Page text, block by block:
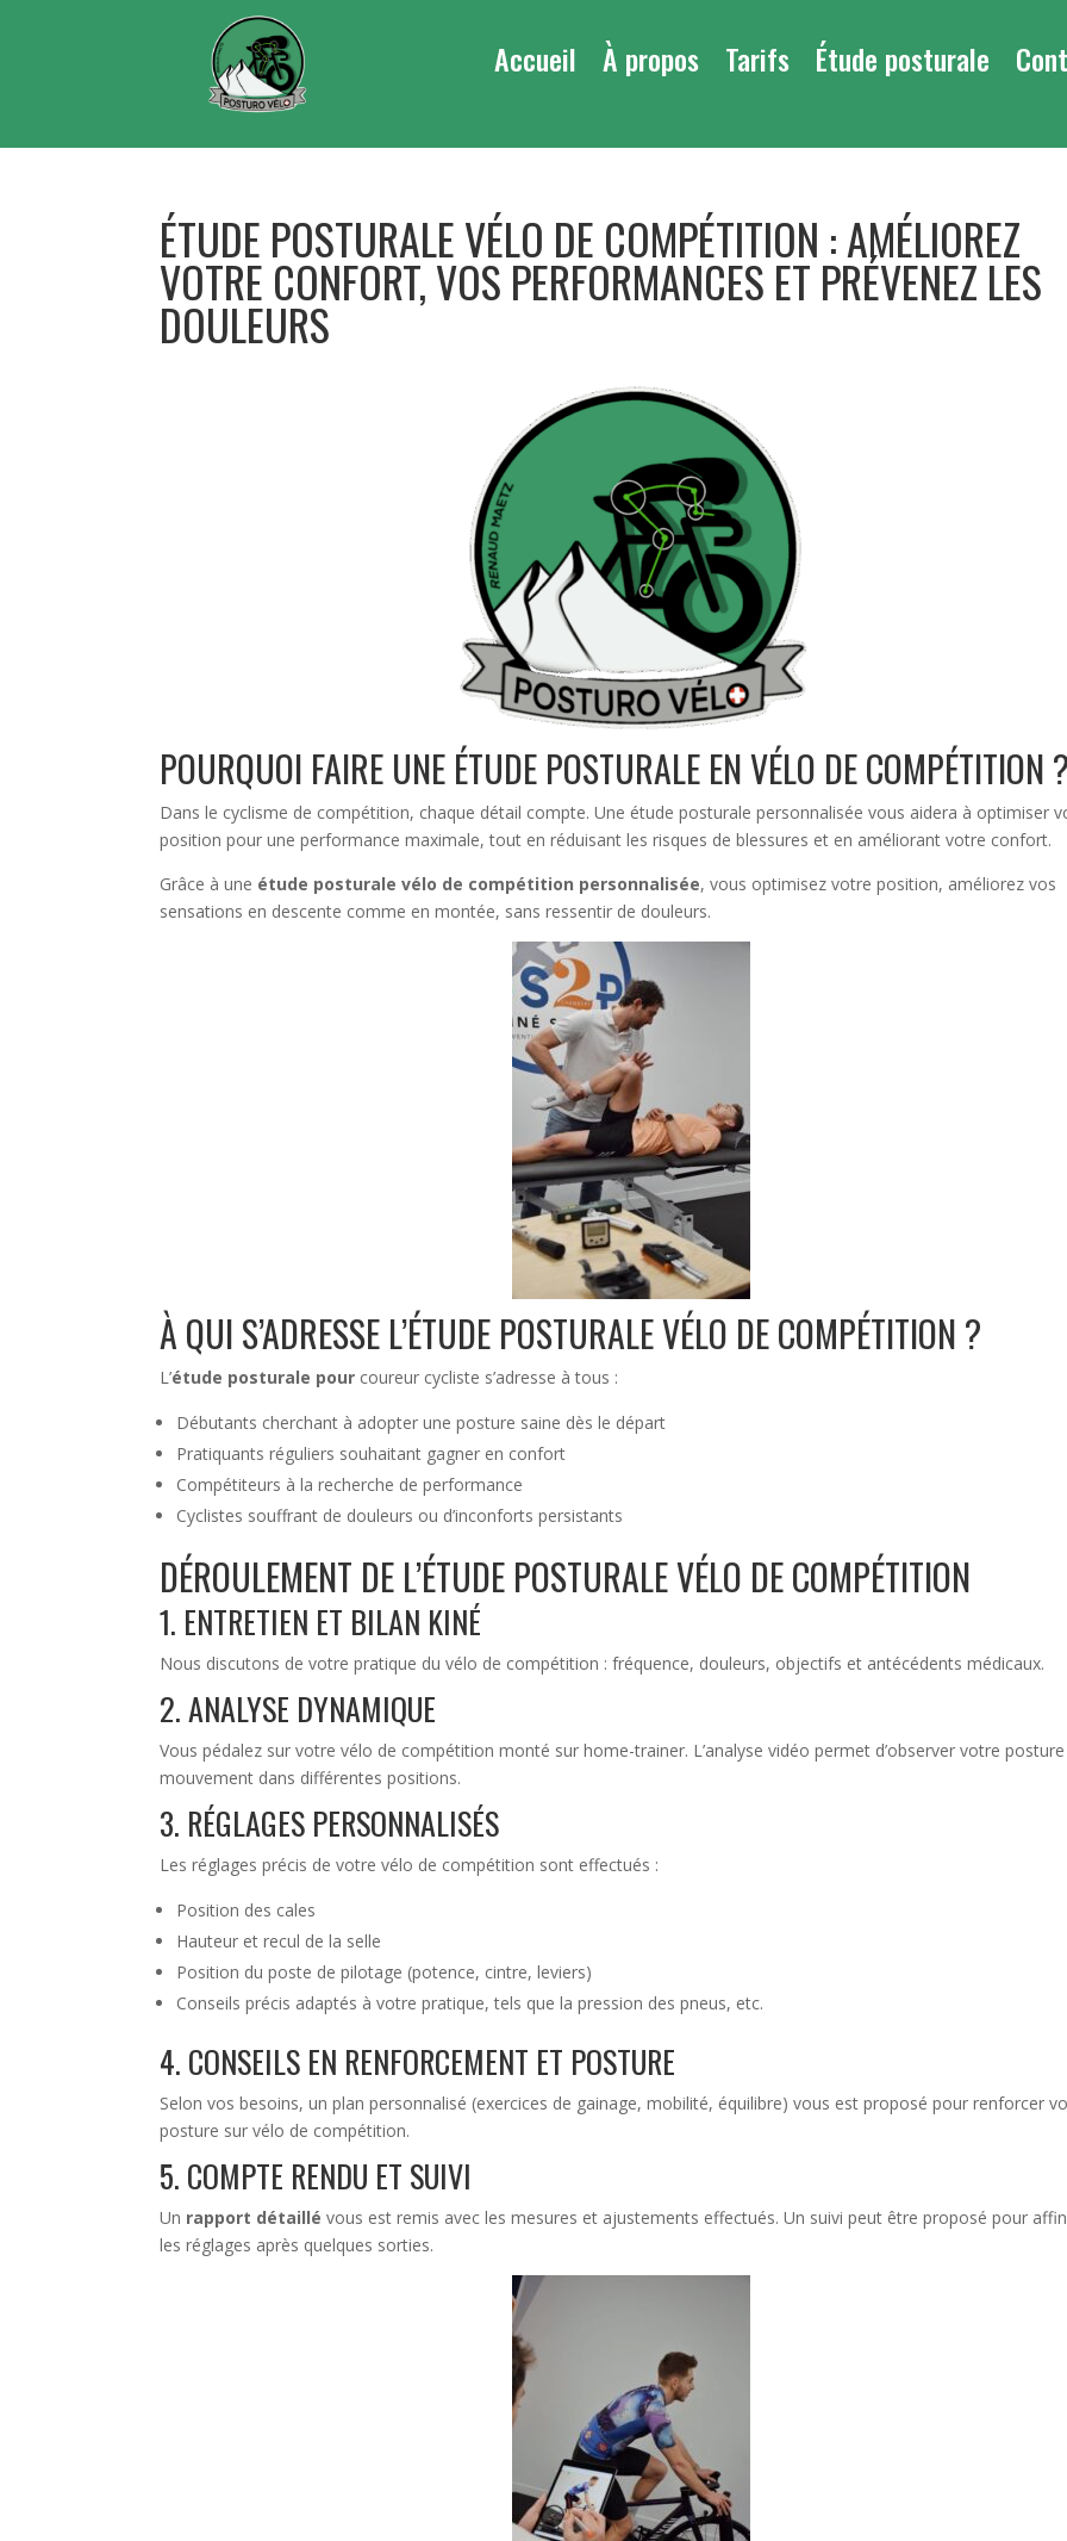
Accueil À propos Tarifs Étude posturale
ÉTUDE POSTURALE VÉLO DE COMPÉTITION : AMÉLIOREZ
VOTRE CONFORT, VOS PERFORMANCES ET PRÉVENEZ LES
DOULEURS
POURQUOI FAIRE UNE ÉTUDE POSTURALE EN VÉLO DE COMPÉTITION
Dans le cyclisme de compétition, chaque détail compte. Une étude posturale personnalisée vous aidera à optimiser
position pour une performance maximale, tout en réduisant les risques de blessures et en améliorant votre confort.
Grâce à une étude posturale vélo de compétition personnalisée, vous optimisez votre position, améliorez vos
sensations en descente comme en montée, sans ressentir de douleurs.
À QUI S’ADRESSE L’ÉTUDE POSTURALE VÉLO DE COMPÉTITION ?
L’étude posturale pour coureur cycliste s’adresse à tous :
Débutants cherchant à adopter une posture saine dès le départ
Pratiquants réguliers souhaitant gagner en confort
Compétiteurs à la recherche de performance
Cyclistes souffrant de douleurs ou d’inconforts persistants
DÉROULEMENT DE L’ÉTUDE POSTURALE VÉLO DE COMPÉTITION
1. ENTRETIEN ET BILAN KINÉ
Nous discutons de votre pratique du vélo de compétition : fréquence, douleurs, objectifs et antécédents médicaux.
2. ANALYSE DYNAMIQUE
Vous pédalez sur votre vélo de compétition monté sur home-trainer. L’analyse vidéo permet d’observer votre
mouvement dans différentes positions.
3. RÉGLAGES PERSONNALISÉS
Les réglages précis de votre vélo de compétition sont effectués :
Position des cales
Hauteur et recul de la selle
Position du poste de pilotage (potence, cintre, leviers)
Conseils précis adaptés à votre pratique, tels que la pression des pneus, etc.
4. CONSEILS EN RENFORCEMENT ET POSTURE
Selon vos besoins, un plan personnalisé (exercices de gainage, mobilité, équilibre) vous est proposé pour renforcer
posture sur vélo de compétition.
5. COMPTE RENDU ET SUIVI
Un rapport détaillé vous est remis avec les mesures et ajustements effectués. Un suivi peut être proposé pour
les réglages après quelques sorties.